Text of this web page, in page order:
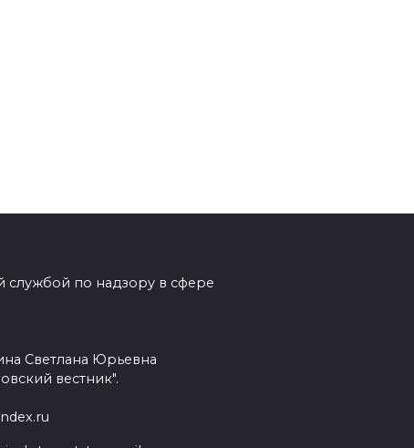
службой по надзору в сфере
Светлана Юрьевна
вестник".